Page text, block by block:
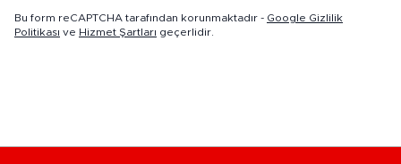
Bu form reCAPTCHA tarafından korunmaktadır - Google Gizlilik
Politikası ve Hizmet Şartları geçerlidir.